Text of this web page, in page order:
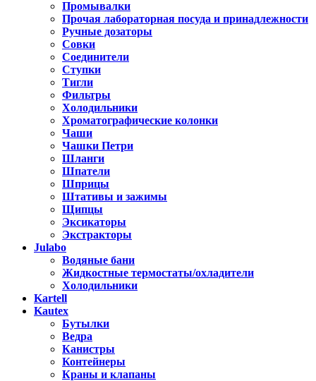
Промывалки
Прочая лабораторная посуда и принадлежности
Ручные дозаторы
Совки
Соединители
Ступки
Тигли
Фильтры
Холодильники
Хроматографические колонки
Чаши
Чашки Петри
Шланги
Шпатели
Шприцы
Штативы и зажимы
Щипцы
Эксикаторы
Экстракторы
Julabo
Водяные бани
Жидкостные термостаты/охладители
Холодильники
Kartell
Kautex
Бутылки
Ведра
Канистры
Контейнеры
Краны и клапаны